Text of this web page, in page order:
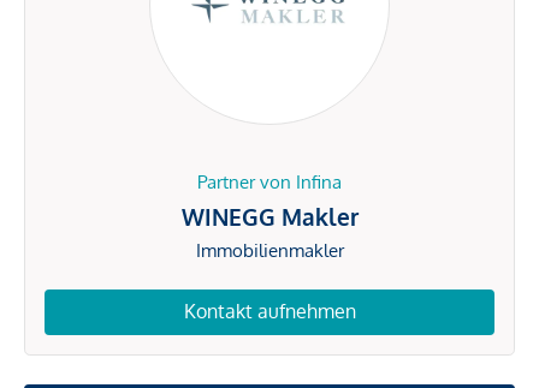
Partner von Infina
WINEGG Makler
Immobilienmakler
Kontakt aufnehmen